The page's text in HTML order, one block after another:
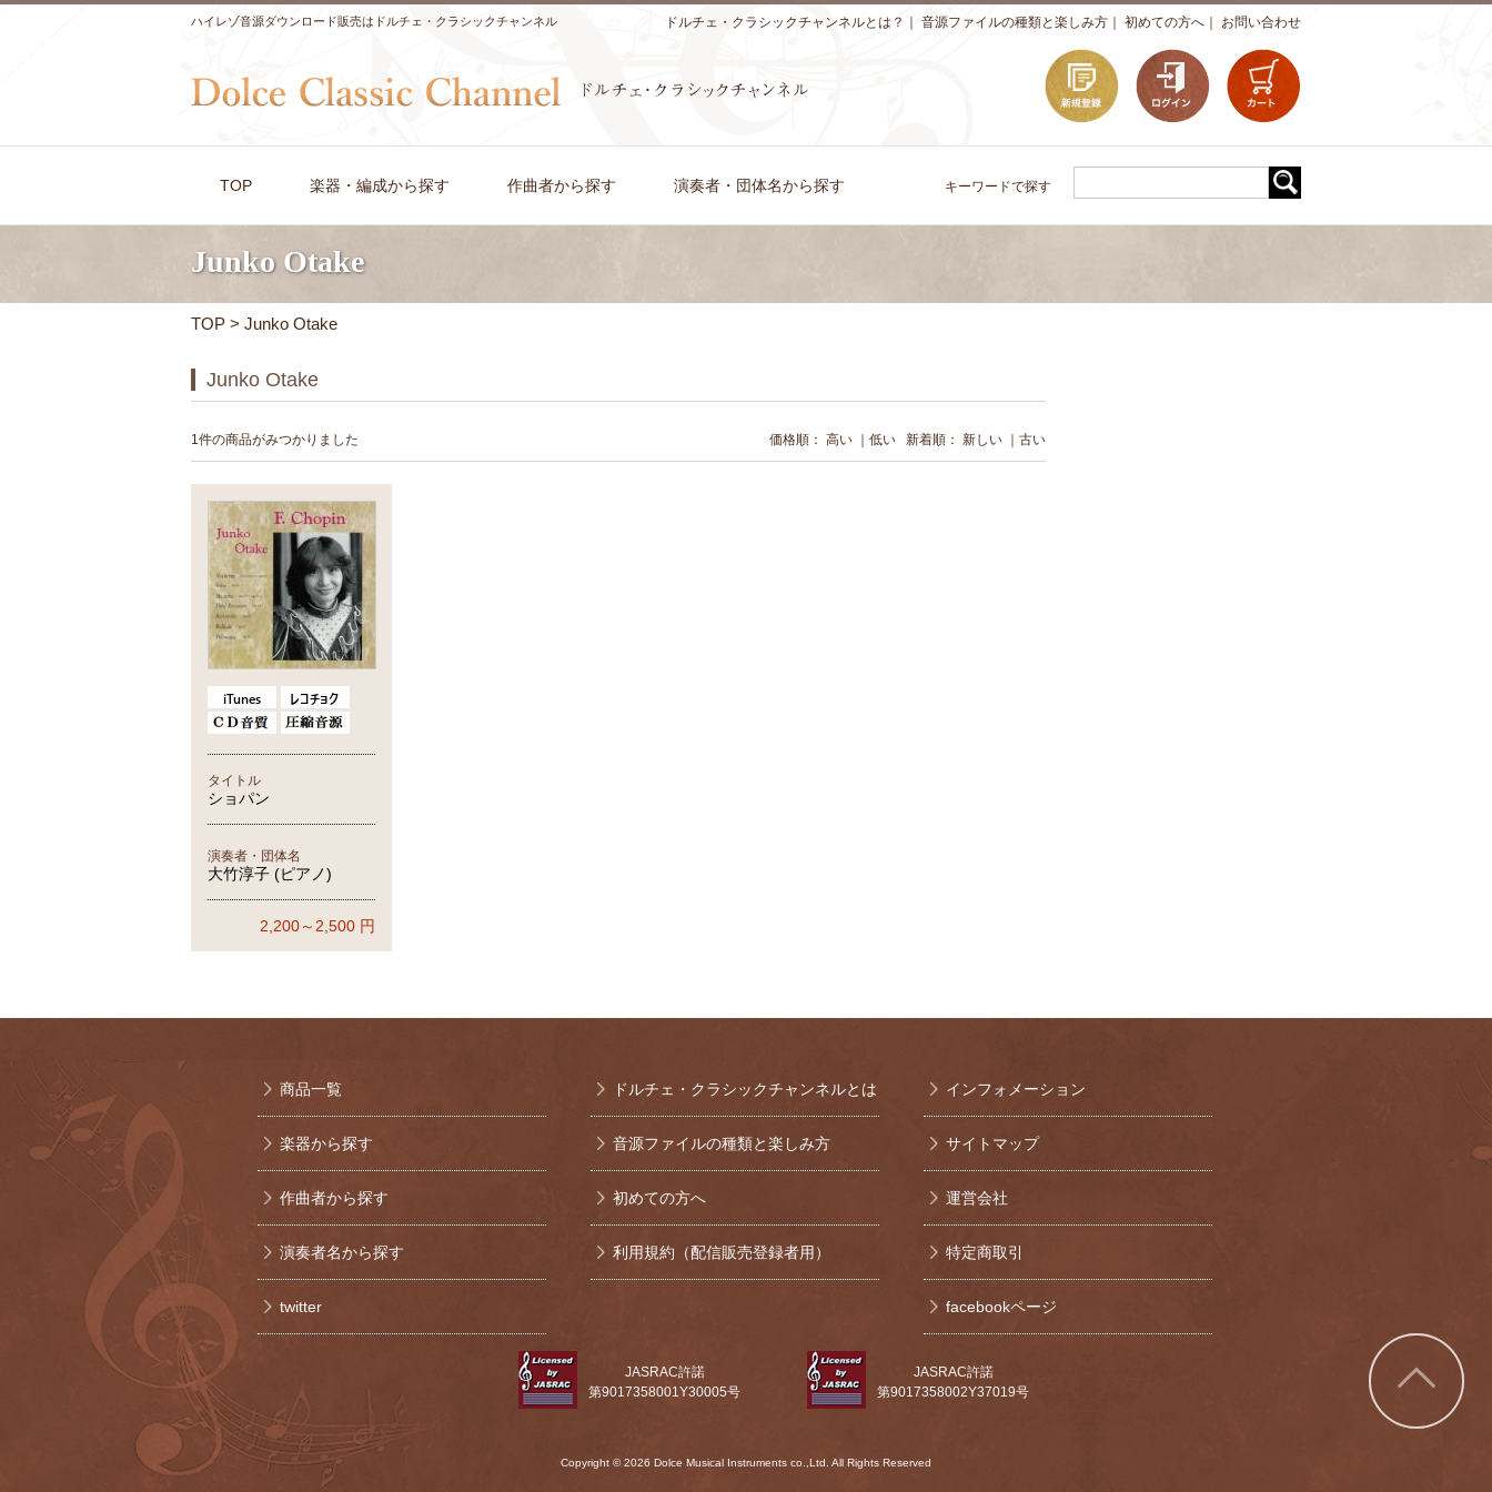
ハイレゾ音源ダウンロード販売はドルチェ・クラシックチャンネル お問い合わせ
初めての方へ
音源ファイルの種類と楽しみ方
ドルチェ・クラシックチャンネルとは？
TOP 楽器・編成から探す 作曲者から探す 演奏者・団体名から探す キーワードで探す
Junko Otake
TOP > Junko Otake
Junko Otake
1件の商品がみつかりました 価格順： 高い 低い 新着順： 新しい 古い
タイトル
ショパン
演奏者・団体名
大竹淳子 (ピアノ)
2,200～2,500 円
商品一覧
楽器から探す
作曲者から探す
演奏者名から探す
twitter
ドルチェ・クラシックチャンネルとは
音源ファイルの種類と楽しみ方
初めての方へ
利用規約（配信販売登録者用）
インフォメーション
サイトマップ
運営会社
特定商取引
facebookページ
JASRAC許諾
第9017358001Y30005号
JASRAC許諾
第9017358002Y37019号
Copyright © 2026 Dolce Musical Instruments co.,Ltd. All Rights Reserved